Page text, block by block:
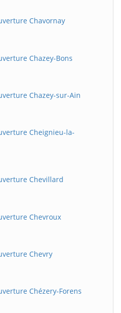
Chavornay
Chazey-Bons
Chazey-sur-Ain
Cheignieu-la-
Chevillard
Chevroux
Chevry
Chézery-Forens